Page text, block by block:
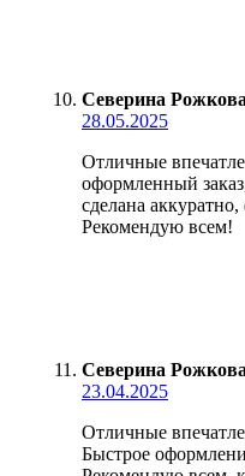
Северина Рожкова
28.05.2025
Отличные
оформленный
сделана
Рекомендую всем!
Северина Рожкова
23.04.2025
Отличные
Быстрое